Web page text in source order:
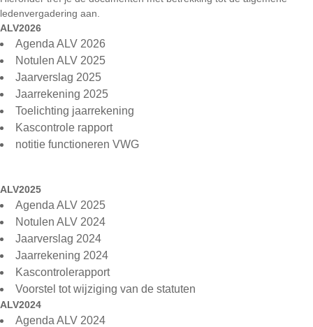
ledenvergadering aan.
ALV2026
Agenda ALV 2026
Notulen ALV 2025
Jaarverslag 2025
Jaarrekening 2025
Toelichting jaarrekening
Kascontrole rapport
notitie functioneren VWG
ALV2025
Agenda ALV 2025
Notulen ALV 2024
Jaarverslag 2024
Jaarrekening 2024
Kascontrolerapport
Voorstel tot wijziging van de statuten
ALV2024
Agenda ALV 2024